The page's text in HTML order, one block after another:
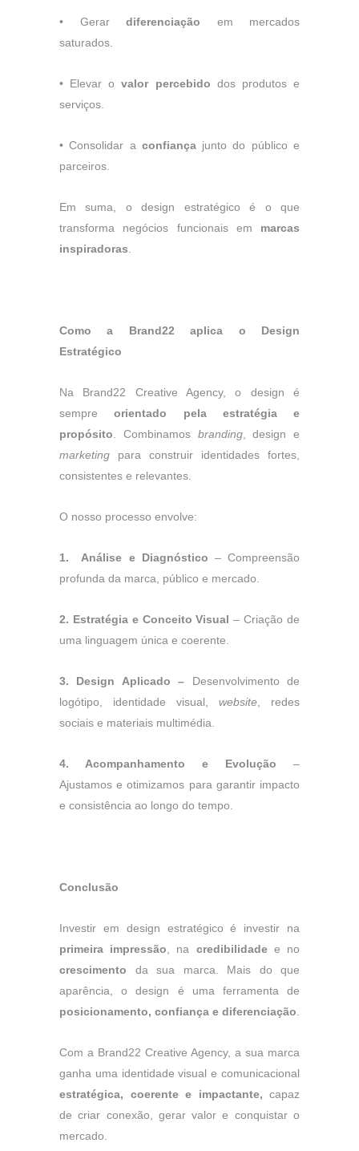
• Gerar diferenciação em mercados
saturados.
• Elevar ovalor percebido dos produtos e
serviços.
•Consolidar a confiançajunto do público e
parceiros.
Em suma, o design estratégico é o que
transforma negócios funcionais em marcas
inspiradoras
Como a Brand22 aplica o Design
Estratégico
Na Brand22 Creative Agency, o design é
sempreorientado pela estratégia e
propósito . Combinamos branding, design e
marketing para construir identidades fortes,
consistentes e relevantes.
O nosso processo envolve:
1. Análise e Diagnóstico – Compreensão
profunda da marca, público e mercado.
2. Estratégia e Conceito Visual – Criação de
uma linguagem única e coerente.
3. Design Aplicado– Desenvolvimento de
logótipo, identidade visual, website , redes
sociais e materiais multimédia.
4. Acompanhamento e Evolução –
Ajustamos e otimizamos para garantir impacto
e consistência ao longo do tempo.
Conclusão
Investir em design estratégico é investir na
primeira impressão , na credibilidadee no
crescimento da sua marca. Mais do que
aparência, o design é uma ferramenta de
posicionamento, confiança e diferenciação
Com a Brand22 Creative Agency, a sua marca
ganha uma identidade visual e comunicacional
estratégica, coerente e impactante, capaz
de criar conexão, gerar valor e conquistar o
mercado.